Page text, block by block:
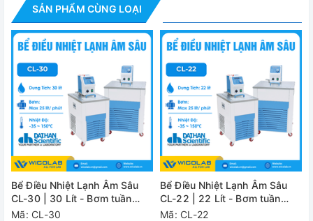
✅ Chức năng cảnh báo và tự động dừng khi thiếu hụt chất
lỏng
✅ Hệ thống làm lạnh tự động điều khiển giúp bảo vệ máy
nén và tiết kiệm năng lượng
✅ Chế độ khóa sử dụng an toàn (núm xoay + nhấn Jog-
Shuttle được vô hiệu hóa)
Thông số kỹ thuật
Model
Dung tích
SẢN PHẨM CÙNG LOẠI
Bể Điều Nhiệt Lạnh Âm Sâu
CL-30 | 30 Lít - Bơm tuần
Hoàn
Mã: CL-30
Bể Điều Nhiệt Lạnh Âm Sâu
CL-22 | 22 Lít - Bơm tuần
Hoàn
Mã: CL-22